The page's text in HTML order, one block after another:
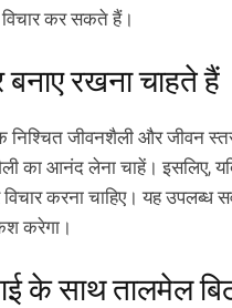
कर सकते हैं।
रखना चाहते हैं
निश्चित जीवनशैली और जीवन
का आनंद लेना चाहें। इसलिए,
करना चाहिए। यह उपलब्ध
करेगा।
के साथ तालमेल